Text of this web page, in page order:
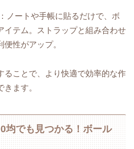
ノートや手帳に貼るだけで、ボ
イテム。ストラップと組み合わせ
性がアップ。
ることで、より快適で効率的な作
ます。
均でも見つかる！ボール